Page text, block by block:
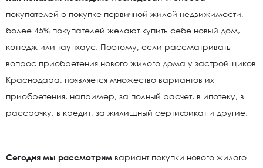
покупателей о покупке первичной жилой недвижимости,
более 45% покупателей желают купить себе новый дом,
коттедж или таунхаус. Поэтому, если рассматривать
вопрос приобретения нового жилого дома у застройщиков
Краснодара, появляется множество вариантов их
приобретения, например, за полный расчет, в ипотеку, в
рассрочку, в кредит, за жилищный сертификат и другие.
Сегодня мы рассмотрим вариант покупки нового жилого